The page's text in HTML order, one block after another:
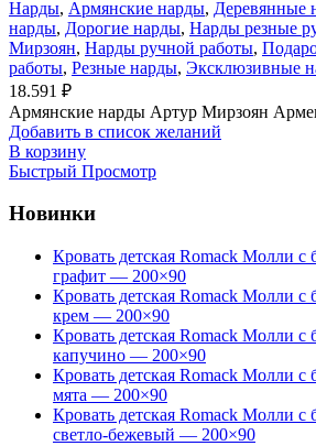
Нарды, Армянские нарды, Деревянные
нарды, Дорогие нарды, Нарды резные
Мирзоян, Нарды ручной работы,
работы, Резные нарды, Эксклюзивные
18.591 ₽
Армянские нарды Артур Мирзоян
Добавить в список желаний
В корзину
Быстрый Просмотр
Новинки
Кровать детская Romack Молли
графит — 200×90
Кровать детская Romack Молли
крем — 200×90
Кровать детская Romack Молли
капучино — 200×90
Кровать детская Romack Молли
мята — 200×90
Кровать детская Romack Молли
светло-бежевый — 200×90